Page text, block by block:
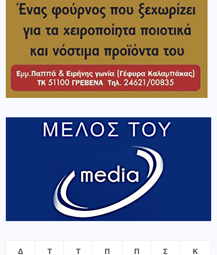
Δ Τ Τ Π Π Σ Κ